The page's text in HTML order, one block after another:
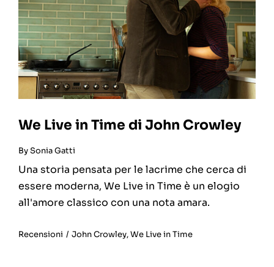
We Live in Time di John Crowley
BySonia Gatti
Una storia pensata per le lacrime che cerca di
essere moderna, We Live in Time è un elogio
all'amore classico con una nota amara.
Recensioni / John Crowley,We Live in Time